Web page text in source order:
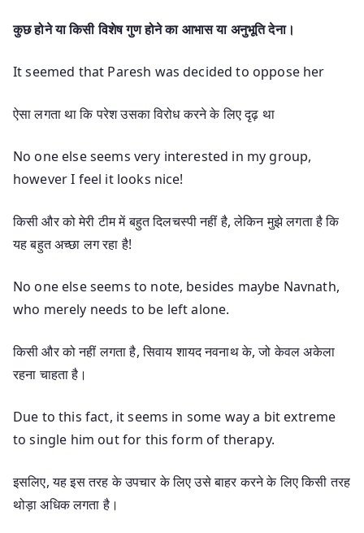
कुछ होने या किसी विशेष गुण होने का आभास या अनुभूति देना।
It seemed that Paresh was decided to oppose her
ऐसा लगता था कि परेश उसका विरोध करने के लिए दृढ़ था
No one else seems very interested in my group,
however I feel it looks nice!
किसी और को मेरी टीम में बहुत दिलचस्पी नहीं है, लेकिन मुझे लगता है कि
यह बहुत अच्छा लग रहा है!
No one else seems to note, besides maybe Navnath,
who merely needs to be left alone.
किसी और को नहीं लगता है, सिवाय शायद नवनाथ के, जो केवल अकेला
रहना चाहता है।
Due to this fact, it seems in some way a bit extreme
to single him out for this form of therapy.
इसलिए, यह इस तरह के उपचार के लिए उसे बाहर करने के लिए किसी तरह
थोड़ा अधिक लगता है।